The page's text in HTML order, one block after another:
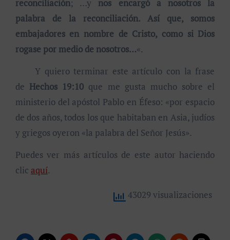
reconciliación; …y nos encargó a nosotros la
palabra de la reconciliación. Así que, somos
embajadores en nombre de Cristo, como si Dios
rogase por medio de nosotros…«.
Y quiero terminar este artículo con la frase
de Hechos 19:10 que me gusta mucho sobre el
ministerio del apóstol Pablo en Éfeso: «por espacio
de dos años, todos los que habitaban en Asia, judíos
y griegos oyeron «la palabra del Señor Jesús».
Puedes ver más artículos de este autor haciendo
clic aquí.
43029 visualizaciones